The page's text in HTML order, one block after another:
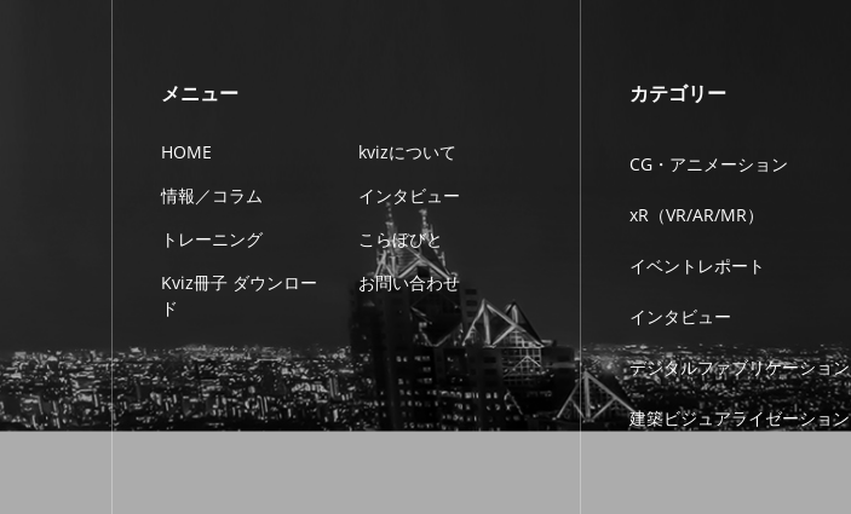
メニュー
HOME
kvizについて
情報／コラム
インタビュー
トレーニング
こらぼびと
Kviz冊子 ダウンロー
ド
お問い合わせ
カテゴリー
CG・アニメーション
xR（VR/AR/MR）
イベントレポート
インタビュー
デジタルファブリケーション
建築ビジュアライゼーション